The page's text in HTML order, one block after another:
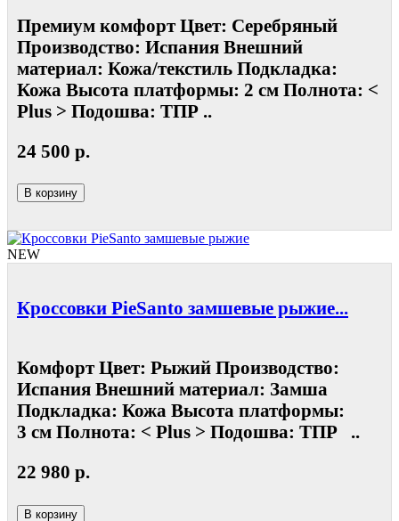
Премиум комфорт Цвет: Серебряный
Производство: Испания Внешний
материал: Кожа/текстиль Подкладка:
Кожа Высота платформы: 2 см Полнота: <
Plus > Подошва: ТПР ..
24 500 р.
В корзину
NEW
Кроссовки PieSanto замшевые рыжие...
Комфорт Цвет: Рыжий Производство:
Испания Внешний материал: Замша
Подкладка: Кожа Высота платформы:
3 см Полнота: < Plus > Подошва: ТПР ..
22 980 р.
В корзину